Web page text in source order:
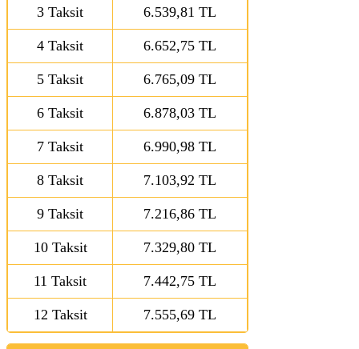
3 Taksit 6.539,81 TL
4 Taksit 6.652,75 TL
5 Taksit 6.765,09 TL
6 Taksit 6.878,03 TL
7 Taksit 6.990,98 TL
8 Taksit 7.103,92 TL
9 Taksit 7.216,86 TL
10 Taksit 7.329,80 TL
11 Taksit 7.442,75 TL
12 Taksit 7.555,69 TL